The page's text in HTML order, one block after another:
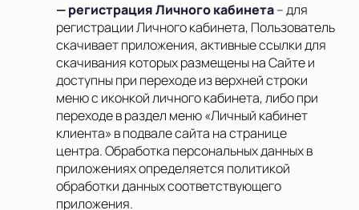
— регистрация Личного кабинета– для
регистрации Личного кабинета, Пользователь
скачивает приложения, активные ссылки для
скачивания которых размещены на Сайте и
доступны при переходе из верхней строки
меню с иконкой личного кабинета, либо при
переходе в раздел меню «Личный кабинет
клиента» в подвале сайта на странице
центра. Обработка персональных данных в
приложениях определяется политикой
обработки данных соответствующего
приложения.